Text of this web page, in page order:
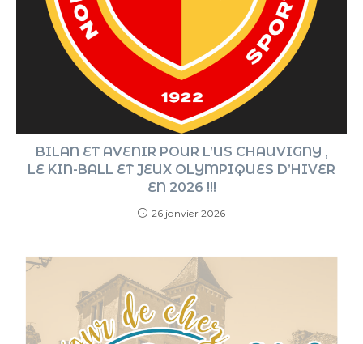
BILAN ET AVENIR POUR L’US CHAUVIGNY ,
LE KIN-BALL ET JEUX OLYMPIQUES D’HIVER
EN 2026 !!!
26 janvier 2026